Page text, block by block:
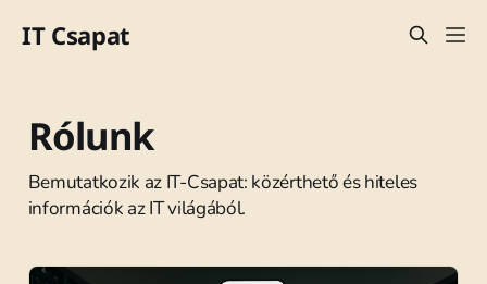
IT Csapat
Rólunk
Bemutatkozik az IT-Csapat: közérthető és hiteles
információk az IT világából.